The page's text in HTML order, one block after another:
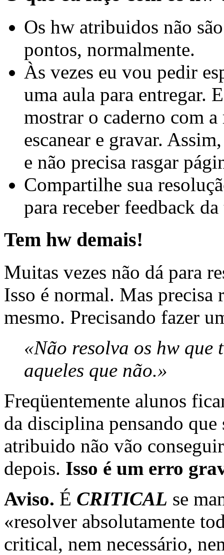
Os hw atribuidos não
pontos, normalmente.
Às vezes eu vou pedir
uma aula para entregar.
mostrar o caderno com
escanear e gravar.
e não precisa rasgar
Compartilhe sua
para receber feedback
Tem hw demais!
Muitas vezes não dá para
Isso é normal. Mas precisa
mesmo. Precisando fazer
«Não resolva os hw que
aqueles que não.»
Freqüentemente alunos
da disciplina pensando
atribuido não vão
depois. Isso é um erro
Aviso. É CRITICAL se
«resolver absolutamente
critical, nem necessário,